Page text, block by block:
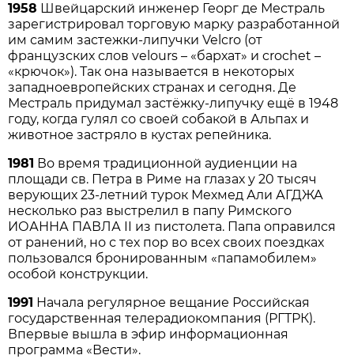
1958 Швейцарский инженер Георг де Местраль
зарегистрировал торговую марку разработанной
им самим застежки-липучки Velcrо (от
французских слов velours – «бархат» и crochet –
«крючок»). Так она называется в некоторых
западноевропейских странах и сегодня. Де
Местраль придумал застёжку-липучку ещё в 1948
году, когда гулял со своей собакой в Альпах и
животное застряло в кустах репейника.
1981 Во время традиционной аудиенции на
площади св. Петра в Риме на глазах у 20 тысяч
верующих 23-летний турок Мехмед Али АГДЖА
несколько раз выстрелил в папу Римского
ИОАННА ПАВЛА II из пистолета. Папа оправился
от ранений, но с тех пор во всех своих поездках
пользовался бронированным «папамобилем»
особой конструкции.
1991 Начала регулярное вещание Российская
государственная телерадиокомпания (РГТРК).
Впервые вышла в эфир информационная
программа «Вести».